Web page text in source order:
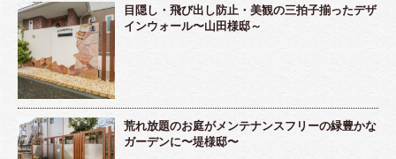
目隠し・飛び出し防止・美観の三拍子揃ったデザ
インウォール〜山田様邸～
荒れ放題のお庭がメンテナンスフリーの緑豊かな
ガーデンに〜堤様邸〜